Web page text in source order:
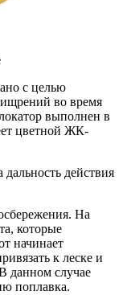
с целью
во время
выполнен в
цветной ЖК-
действия
На
которые
начинает
к леске и
данном случае
поплавка.